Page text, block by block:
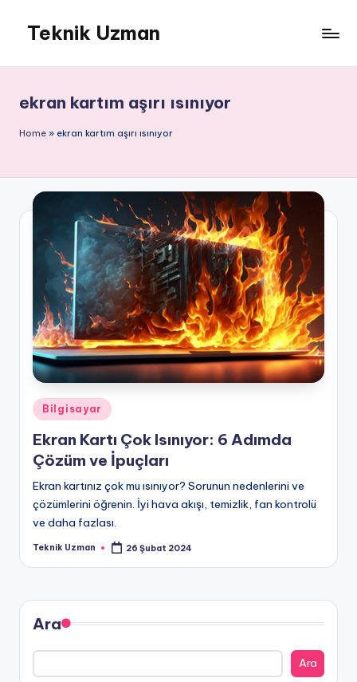
content
Teknik Uzman
ekran kartım aşırı ısınıyor
Home » ekran kartım aşırı ısınıyor
Posted
in
Bilgisayar
Ekran Kartı Çok Isınıyor: 6 Adımda
Çözüm ve İpuçları
Ekran kartınız çok mu ısınıyor? Sorunun nedenlerini ve
çözümlerini öğrenin. İyi hava akışı, temizlik, fan kontrolü
ve daha fazlası.
Posted
Teknik Uzman 26 Şubat 2024
Ara
Ara